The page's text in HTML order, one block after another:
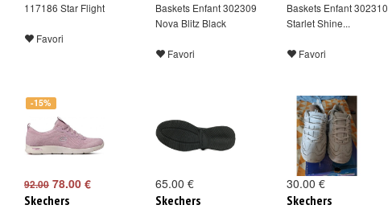
117186 Star Flight
Favori
Baskets Enfant 302309
Nova Blitz Black
Favori
Baskets Enfant 302310
Starlet Shine...
Favori
-15%
92.00 78.00 €
Skechers
65.00 €
Skechers
30.00 €
Skechers